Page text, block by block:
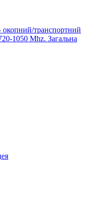
транспортний
1050 Mhz. Загальна